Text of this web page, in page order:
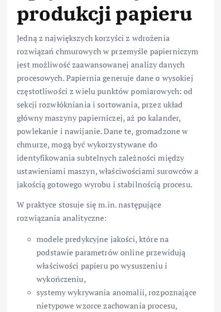
produkcji papieru
Jedną z największych korzyści z wdrożenia
rozwiązań chmurowych w przemyśle papierniczym
jest możliwość zaawansowanej analizy danych
procesowych. Papiernia generuje dane o wysokiej
częstotliwości z wielu punktów pomiarowych: od
sekcji rozwłókniania i sortowania, przez układ
główny maszyny papierniczej, aż po kalander,
powlekanie i nawijanie. Dane te, gromadzone w
chmurze, mogą być wykorzystywane do
identyfikowania subtelnych zależności między
ustawieniami maszyn, właściwościami surowców a
jakością gotowego wyrobu i stabilnością procesu.
W praktyce stosuje się m.in. następujące
rozwiązania analityczne:
modele predykcyjne jakości, które na
podstawie parametrów online przewidują
właściwości papieru po wysuszeniu i
wykończeniu,
systemy wykrywania anomalii, rozpoznające
nietypowe wzorce zachowania procesu,